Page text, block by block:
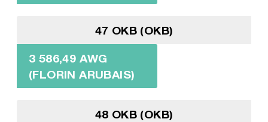
47 OKB (OKB)
3 586,49 AWG
(FLORIN ARUBAIS)
48 OKB (OKB)